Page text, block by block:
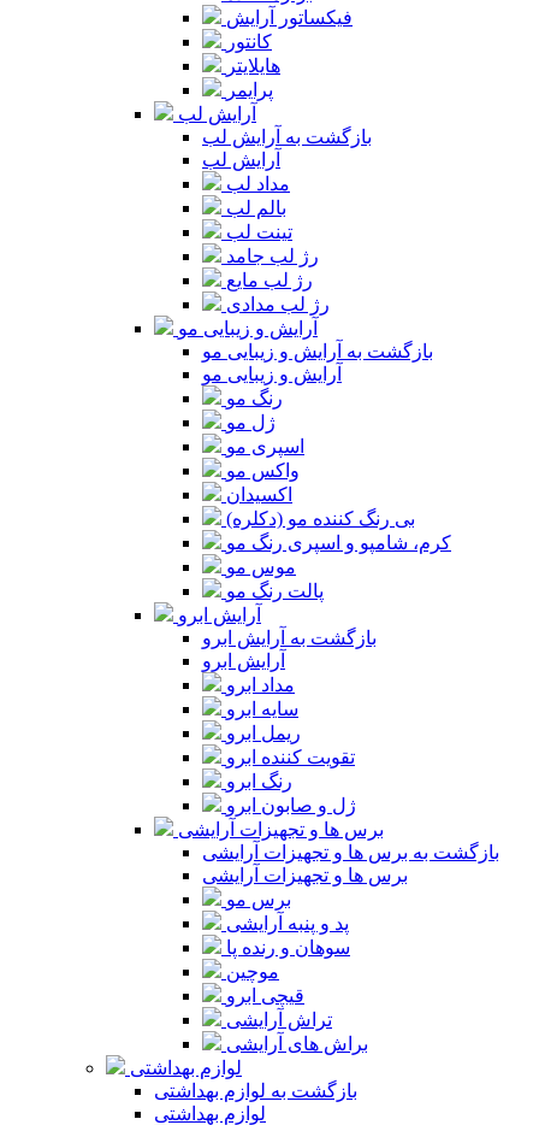
فیکساتور آرایش
کانتور
هایلایتر
پرایمر
آرایش لب
بازگشت به آرایش لب
آرایش لب
مداد لب
بالم لب
تینت لب
رژ لب جامد
رژ لب مایع
رژ لب مدادی
آرایش و زیبایی مو
بازگشت به آرایش و زیبایی مو
آرایش و زیبایی مو
رنگ مو
ژل مو
اسپری مو
واکس مو
اکسیدان
بی رنگ کننده مو (دکلره)
کرم، شامپو و اسپری رنگ مو
موس مو
پالت رنگ مو
آرایش ابرو
بازگشت به آرایش ابرو
آرایش ابرو
مداد ابرو
سایه ابرو
ریمل ابرو
تقویت کننده ابرو
رنگ ابرو
ژل و صابون ابرو
برس ها و تجهیزات آرایشی
بازگشت به برس ها و تجهیزات آرایشی
برس ها و تجهیزات آرایشی
برس مو
پد و پنبه آرایشی
سوهان و رنده پا
موچین
قیچی ابرو
تراش آرایشی
براش های آرایشی
لوازم بهداشتی
بازگشت به لوازم بهداشتی
لوازم بهداشتی